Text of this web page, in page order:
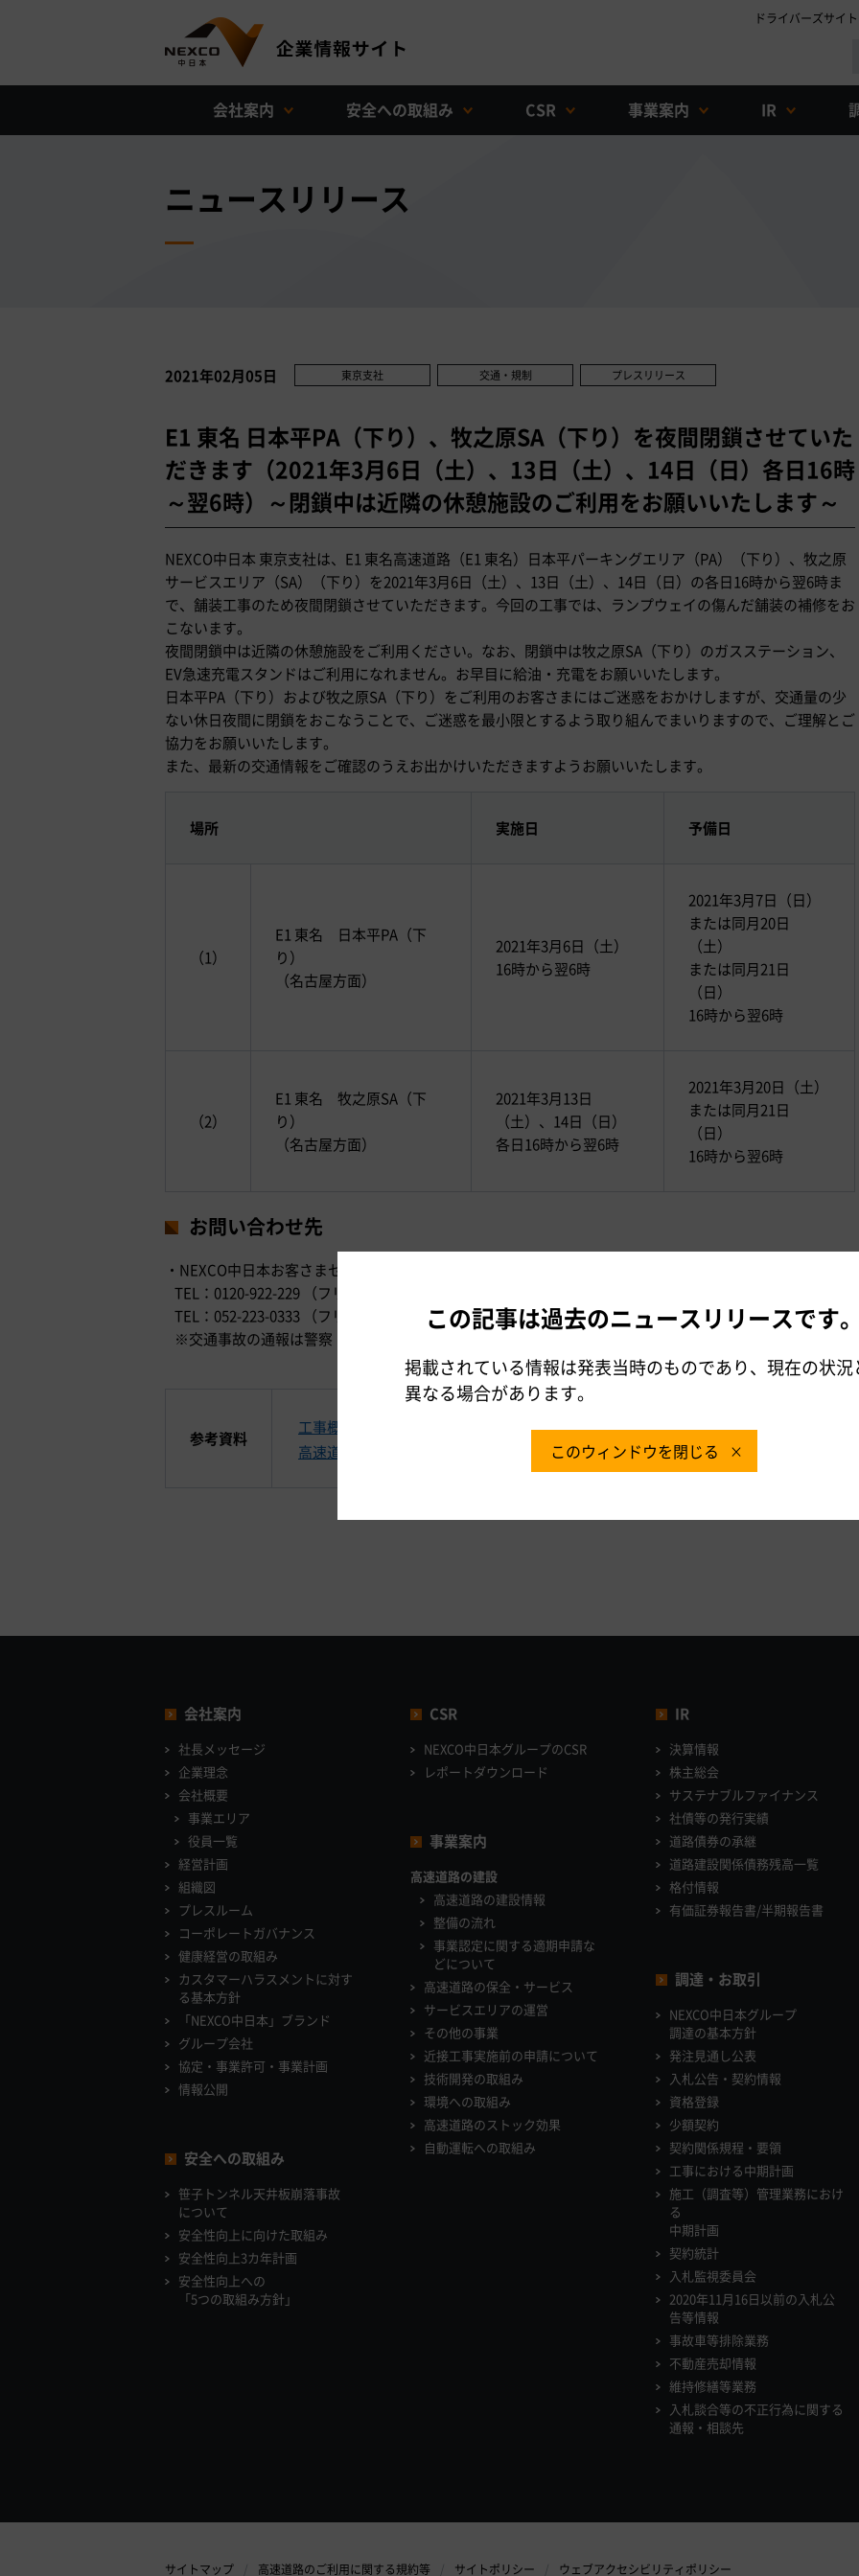
ドライバーズサイト
会社案内 安全への取組み CSR 事業案内 IR
ニュースリリース
2021年02月05日 東京支社 交通・規制 プレスリリース
E1 東名 日本平PA（下り）、牧之原SA（下り）を夜間閉鎖させていた
だきます（2021年3月6日（土）、13日（土）、14日（日）各日16時
～翌6時）～閉鎖中は近隣の休憩施設のご利用をお願いいたします～
NEXCO中日本 東京支社は、E1 東名高速道路（E1 東名）日本平パーキングエリア（PA）（下り）、牧之原
サービスエリア（SA）（下り）を2021年3月6日（土）、13日（土）、14日（日）の各日16時から翌6時ま
で、舗装工事のため夜間閉鎖させていただきます。今回の工事では、ランプウェイの傷んだ舗装の補修をお
こないます。
夜間閉鎖中は近隣の休憩施設をご利用ください。なお、閉鎖中は牧之原SA（下り）のガスステーション、
EV急速充電スタンドはご利用になれません。お早目に給油・充電をお願いいたします。
日本平PA（下り）および牧之原SA（下り）をご利用のお客さまにはご迷惑をおかけしますが、交通量の少
ない休日夜間に閉鎖をおこなうことで、ご迷惑を最小限とするよう取り組んでまいりますので、ご理解とご
協力をお願いいたします。
また、最新の交通情報をご確認のうえお出かけいただきますようお願いいたします。
場所 実施日 予備日
（1）
E1 東名 日本平PA（下
り）
（名古屋方面）
2021年3月6日（土）
16時から翌6時
2021年3月7日（日）
または同月20日
（土）
または同月21日
（日）
16時から翌6時
（2）
E1 東名 牧之原SA（下
り）
（名古屋方面）
2021年3月13日
（土）、14日（日）
各日16時から翌6時
2021年3月20日（土）
または同月21日
（日）
16時から翌6時
お問い合わせ先
・NEXCO中日本お客さまセンター （24時間365日対応）
TEL：0120-922-229 （フリーダイヤル）
TEL：052-223-0333 （フリーダイヤルがご利用になれないお客さま／通話料有料）
※交通事故の通報は警察（110番）まで
参考資料
工事概要
高速道路のご利用にご活用いただける各種情報のご案内
会社案内
社長メッセージ
企業理念
会社概要
事業エリア
役員一覧
経営計画
組織図
プレスルーム
コーポレートガバナンス
健康経営の取組み
カスタマーハラスメントに対す
る基本方針
「NEXCO中日本」ブランド
グループ会社
協定・事業許可・事業計画
情報公開
安全への取組み
笹子トンネル天井板崩落事故
について
安全性向上に向けた取組み
安全性向上3カ年計画
安全性向上への
「5つの取組み方針」
CSR
NEXCO中日本グループのCSR
レポートダウンロード
事業案内
高速道路の建設
高速道路の建設情報
整備の流れ
事業認定に関する適期申請な
どについて
高速道路の保全・サービス
サービスエリアの運営
その他の事業
近接工事実施前の申請について
技術開発の取組み
環境への取組み
高速道路のストック効果
自動運転への取組み
IR
決算情報
株主総会
サステナブルファイナンス
社債等の発行実績
道路債券の承継
道路建設関係債務残高一覧
格付情報
有価証券報告書/半期報告書
調達・お取引
NEXCO中日本グループ
調達の基本方針
発注見通し公表
入札公告・契約情報
資格登録
少額契約
契約関係規程・要領
工事における中期計画
施工（調査等）管理業務におけ
る
中期計画
契約統計
入札監視委員会
2020年11月16日以前の入札公
告等情報
事故車等排除業務
不動産売却情報
維持修繕等業務
入札談合等の不正行為に関する
通報・相談先
サイトマップ 高速道路のご利用に関する規約等 サイトポリシー ウェブアクセシビリティポリシー
この記事は過去のニュースリリースです。
掲載されている情報は発表当時のものであり、現在の状況
異なる場合があります。
このウィンドウを閉じる